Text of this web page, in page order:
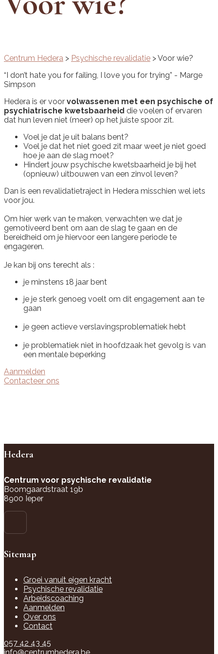
Centrum Hedera > Psychische revalidatie >Voor wie?
“I don’t hate you for failing, I love you for trying” - Marge
Simpson
Hedera is er voor volwassenen met een psychische of
psychiatrische kwetsbaarheid die voelen of ervaren
dat hun leven niet (meer) op het juiste spoor zit.
Voel je dat je uit balans bent?
Voel je dat het niet goed zit maar weet je niet goed
hoe je aan de slag moet?
Hindert jouw psychische kwetsbaarheid je bij het
(opnieuw) uitbouwen van een zinvol leven?
Dan is een revalidatietraject in Hedera misschien wel iets
voor jou.
Om hier werk van te maken, verwachten we dat je
gemotiveerd bent om aan de slag te gaan en de
bereidheid om je hiervoor een langere periode te
engageren.
Je kan bij ons terecht als :
je minstens 18 jaar bent
je je sterk genoeg voelt om dit engagement aan te
gaan
je geen actieve verslavingsproblematiek hebt
je problematiek niet in hoofdzaak het gevolg is van
een mentale beperking
Aanmelden
Contacteer ons
Hedera
Centrum voor psychische revalidatie
Boomgaardstraat 19b
8900 Ieper
Sitemap
Groei vanuit eigen kracht
Psychische revalidatie
Arbeidscoaching
Aanmelden
Over ons
Contact
057 42 43 45